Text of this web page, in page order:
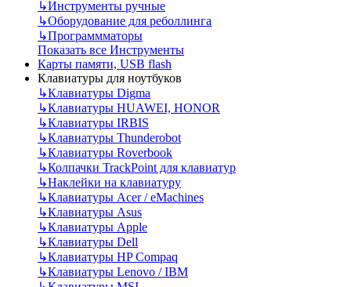
↳Инструменты ручные
↳Оборудование для реболлинга
↳Программматоры
Показать все Инструменты
Карты памяти, USB flash
Клавиатуры для ноутбуков
↳Клавиатуры Digma
↳Клавиатуры HUAWEI, HONOR
↳Клавиатуры IRBIS
↳Клавиатуры Thunderobot
↳Клавиатуры Roverbook
↳Колпачки TrackPoint для клавиатур
↳Наклейки на клавиатуру
↳Клавиатуры Acer / eMachines
↳Клавиатуры Asus
↳Клавиатуры Apple
↳Клавиатуры Dell
↳Клавиатуры HP Compaq
↳Клавиатуры Lenovo / IBM